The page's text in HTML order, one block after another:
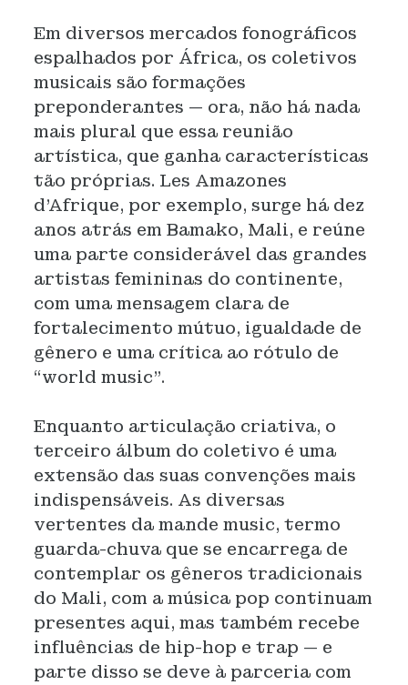
Em diversos mercados fonográficos
espalhados por África, os coletivos
musicais são formações
preponderantes — ora, não há nada
mais plural que essa reunião
artística, que ganha características
tão próprias. Les Amazones
d’Afrique, por exemplo, surge há dez
anos atrás em Bamako, Mali, e reúne
uma parte considerável das grandes
artistas femininas do continente,
com uma mensagem clara de
fortalecimento mútuo, igualdade de
gênero e uma crítica ao rótulo de
“world music”.
Enquanto articulação criativa, o
terceiro álbum do coletivo é uma
extensão das suas convenções mais
indispensáveis. As diversas
vertentes da mande music, termo
guarda-chuva que se encarrega de
contemplar os gêneros tradicionais
do Mali, com a música pop continuam
presentes aqui, mas também recebe
influências de hip-hop e trap — e
parte disso se deve à parceria com